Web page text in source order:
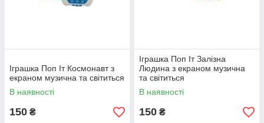
Іграшка Поп Іт Космонавт з
екраном музична та світиться
В наявності
150 ₴
Іграшка Поп Іт Залізна
Людина з екраном музична
та світиться
В наявності
150 ₴